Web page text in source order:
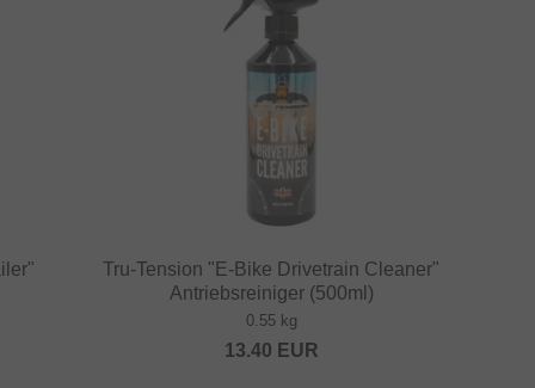
Tru-Tension "E-Bike Drivetrain Cleaner"
Antriebsreiniger (500ml)
0.55 kg
13.40 EUR